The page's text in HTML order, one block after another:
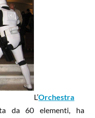
L’Orchestra
da 60 elementi, ha